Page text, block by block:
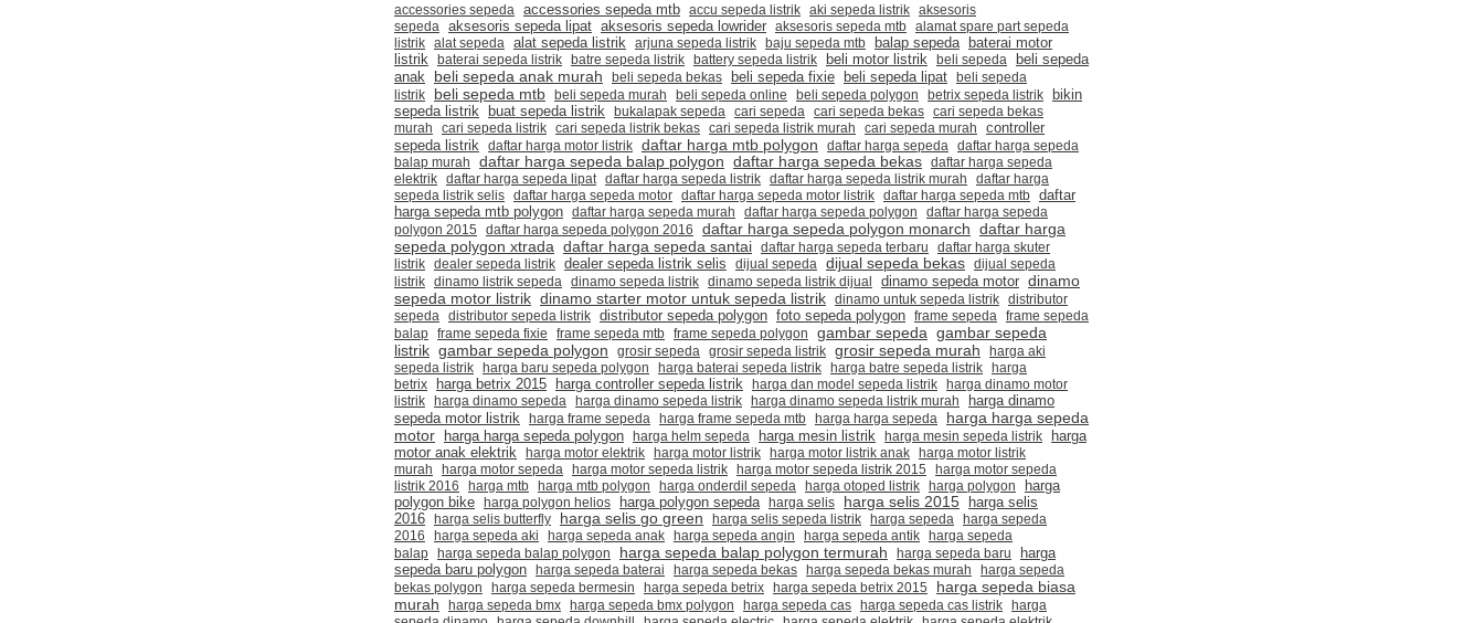
accessories sepeda accessories sepeda mtb accu sepeda listrik aki sepeda listrik aksesoris
sepeda aksesoris sepeda lipat aksesoris sepeda lowrider aksesoris sepeda mtb alamat spare part sepeda
listrik alat sepeda alat sepeda listrik arjuna sepeda listrik baju sepeda mtb balap sepeda
baterai motor
listrik
baterai sepeda listrik batre sepeda listrik battery sepeda listrik beli motor listrik beli sepeda
beli sepeda
anak beli sepeda anak murah beli sepeda bekas beli sepeda fixie beli sepeda lipat
beli sepeda
listrik
beli sepeda mtb beli sepeda murah beli sepeda online beli sepeda polygon betrix sepeda listrik
bikin
sepeda listrik
buat sepeda listrik bukalapak sepeda cari sepeda cari sepeda bekas cari sepeda bekas
murah
cari sepeda listrik cari sepeda listrik bekas cari sepeda listrik murah cari sepeda murah
controller
sepeda listrik daftar harga motor listrik daftar harga mtb polygon daftar harga sepeda daftar harga sepeda
balap murah
daftar harga sepeda balap polygon daftar harga sepeda bekas daftar harga sepeda
elektrik daftar harga sepeda lipat daftar harga sepeda listrik daftar harga sepeda listrik murah
daftar harga
sepeda listrik selis daftar harga sepeda motor daftar harga sepeda motor listrik daftar harga sepeda mtb daftar
harga sepeda mtb polygon daftar harga sepeda murah daftar harga sepeda polygon
daftar harga sepeda
polygon 2015
daftar harga sepeda polygon 2016 daftar harga sepeda polygon monarch daftar harga
sepeda polygon xtrada daftar harga sepeda santai daftar harga sepeda terbaru
daftar harga skuter
listrik dealer sepeda listrik dealer sepeda listrik selis dijual sepeda dijual sepeda bekas dijual sepeda
listrik dinamo listrik sepeda dinamo sepeda listrik dinamo sepeda listrik dijual dinamo sepeda motor dinamo
sepeda motor listrik dinamo starter motor untuk sepeda listrik dinamo untuk sepeda listrik distributor
sepeda distributor sepeda listrik distributor sepeda polygon foto sepeda polygon frame sepeda frame sepeda
balap frame sepeda fixie frame sepeda mtb frame sepeda polygon gambar sepeda gambar sepeda
listrik gambar sepeda polygon grosir sepeda grosir sepeda listrik grosir sepeda murah
harga aki
sepeda listrik
harga baru sepeda polygon harga baterai sepeda listrik harga batre sepeda listrik
harga
betrix
harga betrix 2015 harga controller sepeda listrik harga dan model sepeda listrik
harga dinamo motor
listrik
harga dinamo sepeda harga dinamo sepeda listrik harga dinamo sepeda listrik murah
harga dinamo
sepeda motor listrik
harga frame sepeda harga frame sepeda mtb harga harga sepeda
harga harga sepeda
motor
harga harga sepeda polygon harga helm sepeda harga mesin listrik harga mesin sepeda listrik
harga
motor anak elektrik
harga motor elektrik harga motor listrik harga motor listrik anak
harga motor listrik
murah
harga motor sepeda harga motor sepeda listrik harga motor sepeda listrik 2015
harga motor sepeda
listrik 2016
harga mtb harga mtb polygon harga onderdil sepeda harga otoped listrik harga polygon
harga
polygon bike
harga polygon helios harga polygon sepeda harga selis harga selis 2015
harga selis
2016
harga selis butterfly harga selis go green harga selis sepeda listrik harga sepeda
harga sepeda
2016
harga sepeda aki harga sepeda anak harga sepeda angin harga sepeda antik
harga sepeda
balap
harga sepeda balap polygon harga sepeda balap polygon termurah harga sepeda baru
harga
sepeda baru polygon
harga sepeda baterai harga sepeda bekas harga sepeda bekas murah
harga sepeda
bekas polygon
harga sepeda bermesin harga sepeda betrix harga sepeda betrix 2015
harga sepeda biasa
murah
harga sepeda bmx harga sepeda bmx polygon harga sepeda cas harga sepeda cas listrik
harga